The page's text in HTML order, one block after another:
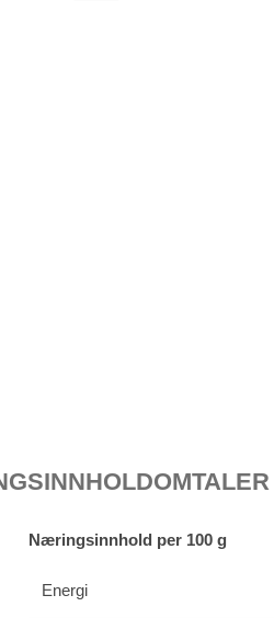
OMTALER
Næringsinnhold per 100 g
Energi